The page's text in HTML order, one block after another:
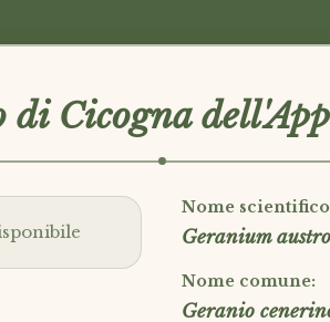
di Cicogna
Nome
Geranium
Nome comune:
Geranio